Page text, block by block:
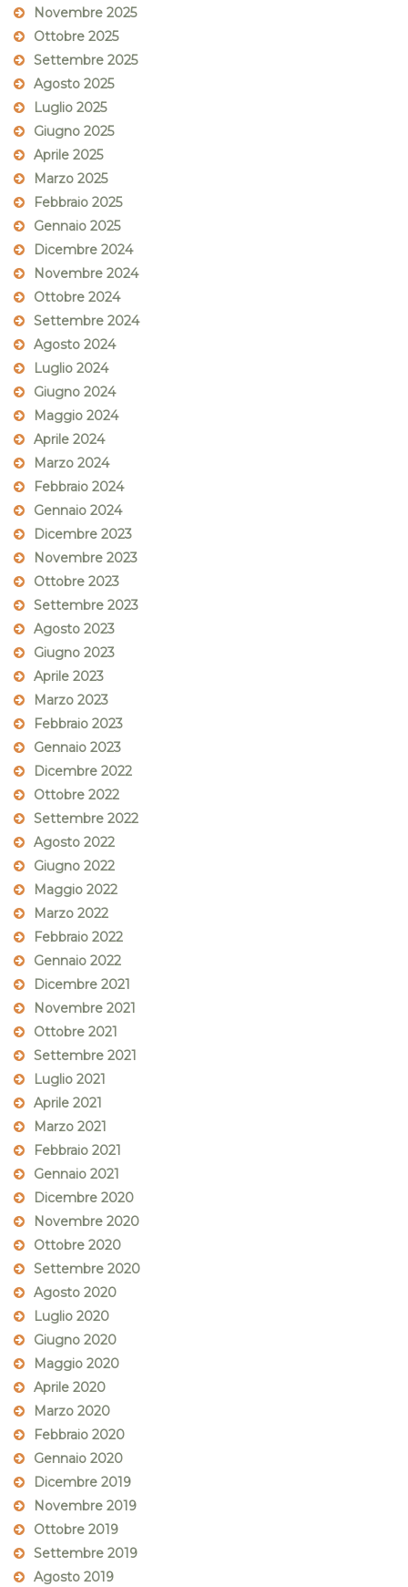
Novembre 2025
Ottobre 2025
Settembre 2025
Agosto 2025
Luglio 2025
Giugno 2025
Aprile 2025
Marzo 2025
Febbraio 2025
Gennaio 2025
Dicembre 2024
Novembre 2024
Ottobre 2024
Settembre 2024
Agosto 2024
Luglio 2024
Giugno 2024
Maggio 2024
Aprile 2024
Marzo 2024
Febbraio 2024
Gennaio 2024
Dicembre 2023
Novembre 2023
Ottobre 2023
Settembre 2023
Agosto 2023
Giugno 2023
Aprile 2023
Marzo 2023
Febbraio 2023
Gennaio 2023
Dicembre 2022
Ottobre 2022
Settembre 2022
Agosto 2022
Giugno 2022
Maggio 2022
Marzo 2022
Febbraio 2022
Gennaio 2022
Dicembre 2021
Novembre 2021
Ottobre 2021
Settembre 2021
Luglio 2021
Aprile 2021
Marzo 2021
Febbraio 2021
Gennaio 2021
Dicembre 2020
Novembre 2020
Ottobre 2020
Settembre 2020
Agosto 2020
Luglio 2020
Giugno 2020
Maggio 2020
Aprile 2020
Marzo 2020
Febbraio 2020
Gennaio 2020
Dicembre 2019
Novembre 2019
Ottobre 2019
Settembre 2019
Agosto 2019